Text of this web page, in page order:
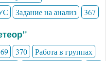
Задание на анализ 367
370
Работа в группах